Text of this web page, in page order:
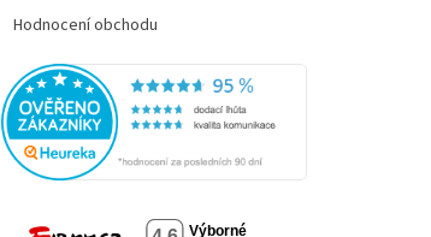
Hodnocení obchodu